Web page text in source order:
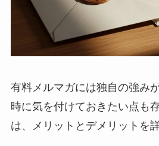
有料メルマガには独自の強み
時に気を付けておきたい点も
は、メリットとデメリットを